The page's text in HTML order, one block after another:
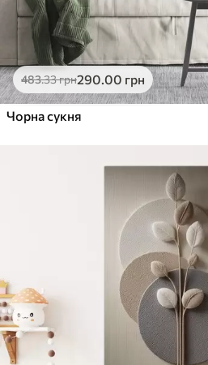
483.33грн290.00 грн
Чорна сукня